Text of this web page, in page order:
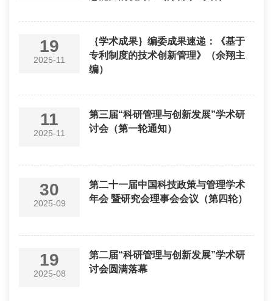
19
2025-11
｛学术成果｝编委成果速递：《基于
专利制度的技术创新管理》（余翔主
编）
11
2025-11
第三届“科研管理与创新发展”学术研
讨会（第一轮通知）
30
2025-09
第二十一届中国科技政策与管理学术
年会 暨研究会理事会会议（第四轮）
19
2025-08
第二届“科研管理与创新发展”学术研
讨会圆满落幕